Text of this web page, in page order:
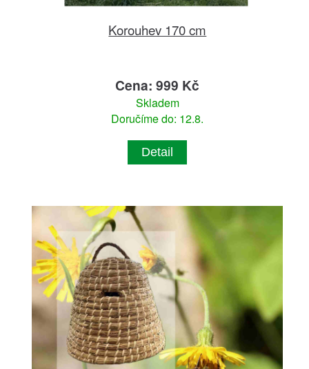
Korouhev 170 cm
Cena: 999 Kč
Skladem
Doručíme do: 12.8.
Detail